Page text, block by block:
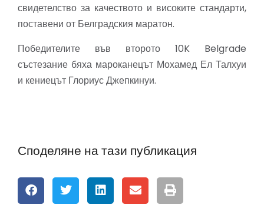
свидетелство за качеството и високите стандарти,
поставени от Белградския маратон.
Победителите във второто 10K Belgrade
състезание бяха мароканецът Мохамед Ел Талхуи
и кениецът Глориус Джепкинуи.
Споделяне на тази публикация